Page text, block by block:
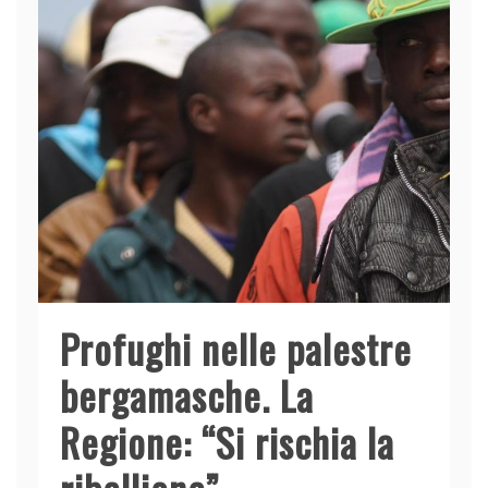
Profughi nelle palestre
bergamasche. La
Regione: “Si rischia la